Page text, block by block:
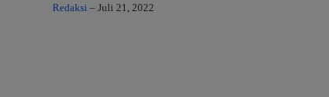
Redaksi – Juli 21, 2022